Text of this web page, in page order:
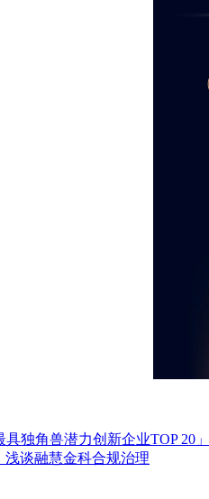
独角兽潜力创新企业TOP 20」
浅谈融慧金科合规治理